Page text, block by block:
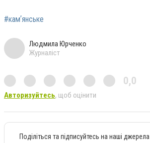
#камʼянське
Людмила Юрченко
Журналіст
0,0
Авторизуйтесь, щоб оцінити
Поділіться та підписуйтесь на наші джерела